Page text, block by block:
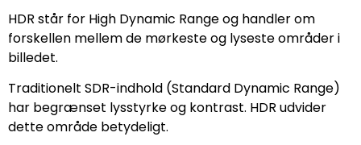
HDR står for High Dynamic Range og handler om
forskellen mellem de mørkeste og lyseste områder i
billedet.
Traditionelt SDR-indhold (Standard Dynamic Range)
har begrænset lysstyrke og kontrast. HDR udvider
dette område betydeligt.